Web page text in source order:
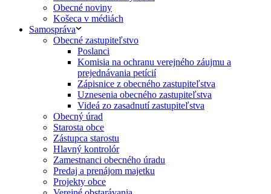
Obecné noviny
Košeca v médiách
Samospráva
Obecné zastupiteľstvo
Poslanci
Komisia na ochranu verejného záujmu a
prejednávania petícií
Zápisnice z obecného zastupiteľstva
Uznesenia obecného zastupiteľstva
Videá zo zasadnutí zastupiteľstva
Obecný úrad
Starosta obce
Zástupca starostu
Hlavný kontrolór
Zamestnanci obecného úradu
Predaj a prenájom majetku
Projekty obce